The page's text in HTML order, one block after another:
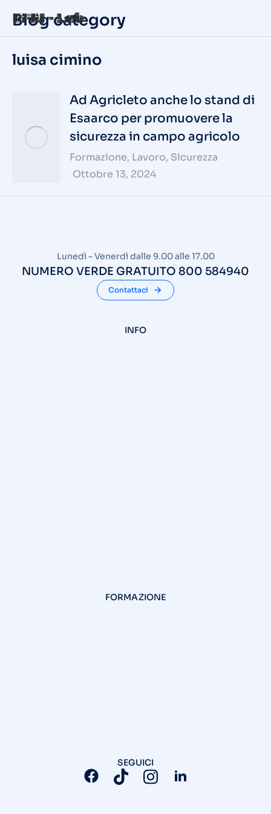
Blog category
luisa cimino
Ad Agricleto anche lo stand di
Esaarco per promuovere la
sicurezza in campo agricolo
Formazione, Lavoro, Sicurezza
Ottobre 13, 2024
Lunedì – Venerdì dalle 9.00 alle 17.00
NUMERO VERDE GRATUITO 800 584940
Contattaci
INFO
FORMAZIONE
SEGUICI